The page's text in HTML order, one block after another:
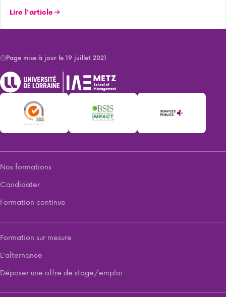
Lire l'article
Page mise à jour le 19 juillet 2021
Nos formations
Candidater
Formation continue
Formation sur mesure
L'alternance
Déposer une offre de stage/emploi